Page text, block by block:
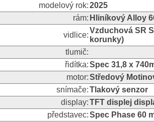
modelový rok:2025
rám: Hliníkový Alloy
vidlice:
Vzduchová SR
korunky)
tlumič:
řidítka:Spec 31,8 x
motor:Středový
snímače:Tlakový senzor
display:TFT displej
představec:Spec Phase 60